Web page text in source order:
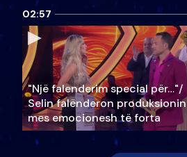
02:57
"Një falenderim special për…"/
Selin falënderon produksionin
mes emocionesh të forta